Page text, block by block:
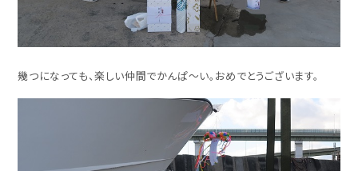
幾つになっても、楽しい仲間でかんぱ～い。おめでとうございます。